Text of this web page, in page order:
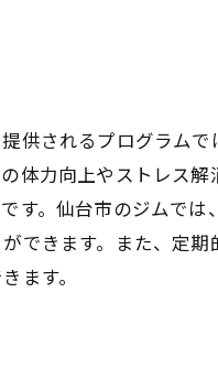
供されるプログラム
体力向上やストレス解
す。仙台市のジムでは
できます。また、定期
ます。